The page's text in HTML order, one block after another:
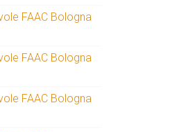
FAAC Bologna
FAAC Bologna
FAAC Bologna